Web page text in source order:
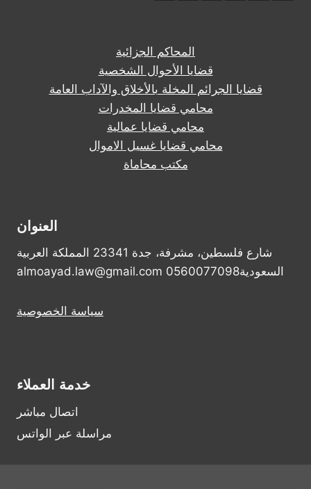
المحاكم الجزائية
قضايا الأحوال الشخصية
قضايا الجرائم المخلة بالأخلاق والآداب العامة
محامي قضايا المخدرات
محامي قضايا عمالية
محامي قضايا غسيل الاموال
مكتب محاماة
العنوان
شارع فلسطين، مشرفة، جدة 23341 المملكة العربية
السعودية0560077098 almoayad.law@gmail.com
سياسة الخصوصية
خدمة العملاء
اتصال مباشر
مراسلة عبر الواتس